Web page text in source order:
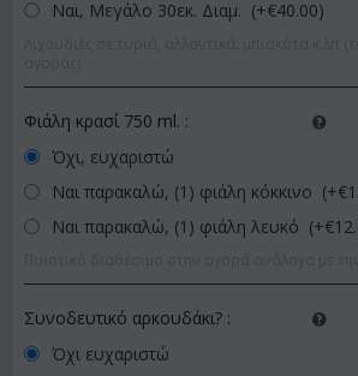
Ναι, Μεγάλο 30εκ. Διαμ. (+€40.00)
Φιάλη κρασί 750 ml. :
Όχι, ευχαριστώ
Ναι παρακαλώ, (1) φιάλη κόκκινο (+€
Ναι παρακαλώ, (1) φιάλη λευκό (+€
Συνοδευτικό αρκουδάκι? :
Όχι ευχαριστώ